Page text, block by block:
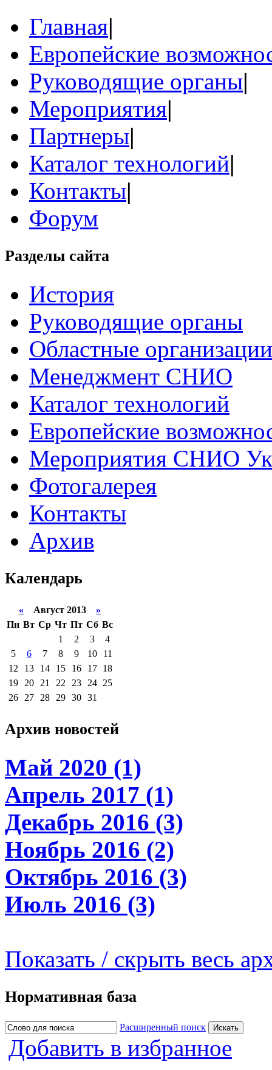
Главная|
Европейские
Руководящие органы|
Мероприятия|
Партнеры|
Каталог технологий|
Контакты|
Форум
Разделы сайта
История
Руководящие органы
Областные организации
Менеджмент СНИО
Каталог технологий
Европейские
Мероприятия СНИО
Фотогалерея
Контакты
Архив
Календарь
« Август 2013 »
Пн Вт Ср Чт Пт Сб Вс
1
2 3
4
5
6 7 8 9 10
11
12
13 14 15 16 17 18
19
20 21 22 23 24 25
26
27 28 29 30 31
Архив новостей
Май 2020 (1)
Апрель 2017 (1)
Декабрь 2016 (3)
Ноябрь 2016 (2)
Октябрь 2016 (3)
Июль 2016 (3)
Показать / скрыть весь
Нормативная база
Расширенный поиск
Добавить в избранное